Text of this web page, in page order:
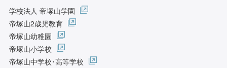
学校法人 帝塚山学園
帝塚山2歳児教育
帝塚山幼稚園
帝塚山小学校
帝塚山中学校･高等学校